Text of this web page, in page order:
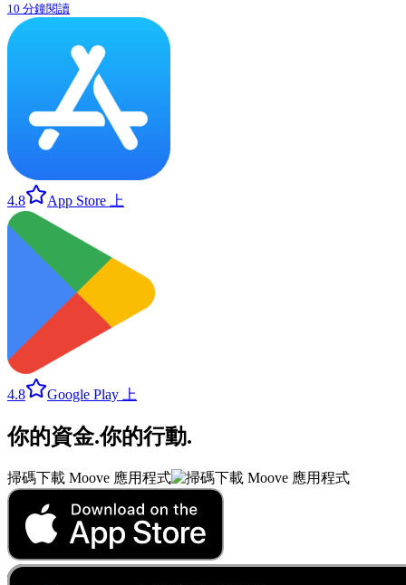
10 分鐘閱讀
4.8 App Store 上
4.8 Google Play 上
你的資金.你的行動.
掃碼下載 Moove 應用程式